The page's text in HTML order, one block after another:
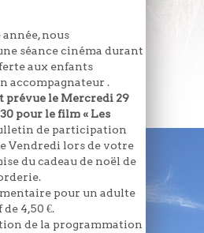
nous
séance cinéma durant
aux enfants
accompagnateur .
prévue le Mercredi 29
pour le film « Les
de participation
Vendredi lors de votre
du cadeau de noël de
pour un adulte
4,50 €.
de la programmation